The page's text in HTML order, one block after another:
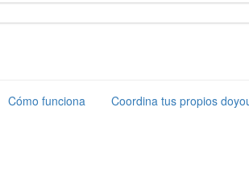
Cómo funciona Coordina tus propios